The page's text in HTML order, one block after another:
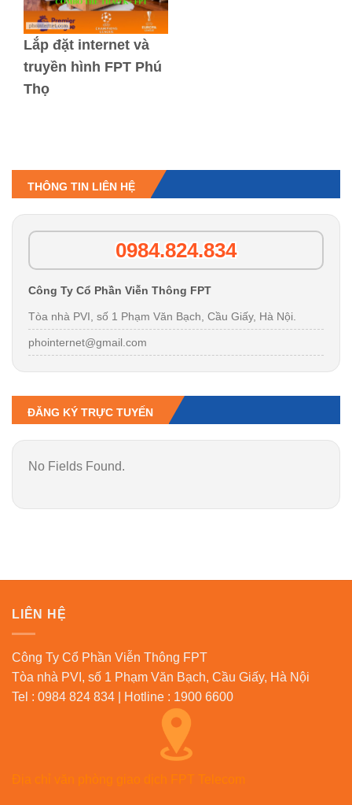
Lắp đặt internet và
truyền hình FPT Phú
Thọ
THÔNG TIN LIÊN HỆ
0984.824.834
Công Ty Cổ Phần Viễn Thông FPT
Tòa nhà PVI, số 1 Phạm Văn Bạch, Cầu Giấy, Hà Nội.
phointernet@gmail.com
ĐĂNG KÝ TRỰC TUYẾN
No Fields Found.
LIÊN HỆ
Công Ty Cổ Phần Viễn Thông FPT
Tòa nhà PVI, số 1 Phạm Văn Bạch, Cầu Giấy, Hà Nội
Tel : 0984 824 834 | Hotline : 1900 6600
Địa chỉ văn phòng giao dịch FPT Telecom